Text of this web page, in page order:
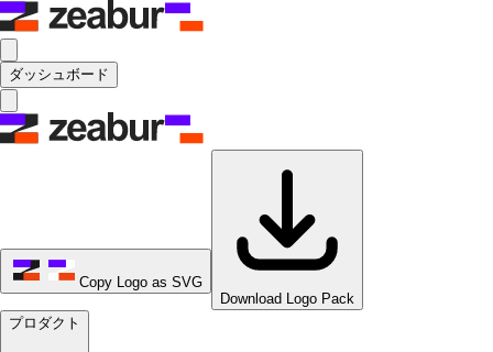
ダッシュボード
Copy Logo as SVG
Download Logo Pack
プロダクト